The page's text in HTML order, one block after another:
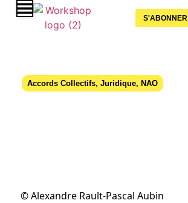
S'ABONNER
Accords Collectifs, Juridique, NAO
© Alexandre Rault-Pascal Aubin